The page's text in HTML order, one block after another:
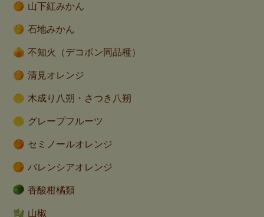
山下紅みかん
石地みかん
不知火（デコポン同品種）
清見オレンジ
木成り八朔・さつき八朔
グレープフルーツ
セミノールオレンジ
バレンシアオレンジ
香酸柑橘類
山椒